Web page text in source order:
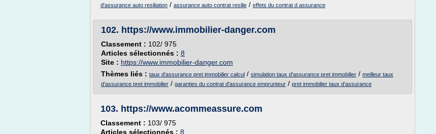
d'assurance auto resiliation / assurance auto contrat resilie / effets du contrat d assurance
102. https://www.immobilier-danger.com
Classement : 102/ 975
Articles sélectionnés : 8
Site : https://www.immobilier-danger.com
Thèmes liés : taux d'assurance pret immobilier calcul / simulation taux d'assurance pret immobilier / meilleur taux
d'assurance pret immobilier / garanties du contrat d'assurance emprunteur / pret immobilier taux d'assurance
103. https://www.acommeassure.com
Classement : 103/ 975
Articles sélectionnés : 8